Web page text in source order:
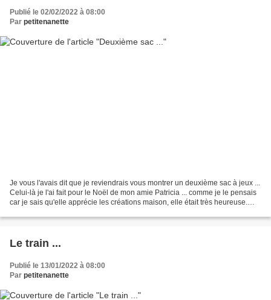
Publié le 02/02/2022 à 08:00
Par petitenanette
Je vous l'avais dit que je reviendrais vous montrer un deuxième sac à jeux ...
Celui-là je l'ai fait pour le Noël de mon amie Patricia ... comme je le pensais
car je sais qu'elle apprécie les créations maison, elle était très heureuse.
Le train ...
Publié le 13/01/2022 à 08:00
Par petitenanette